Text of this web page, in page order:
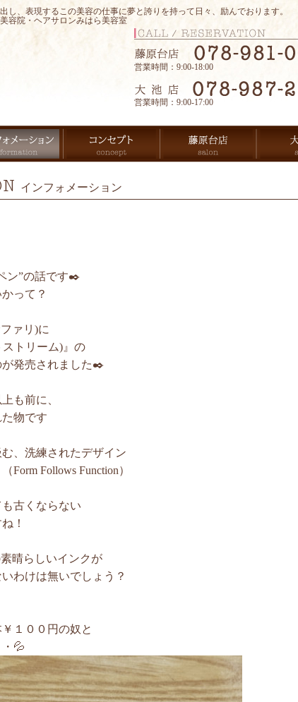
し、表現するこの美容の仕事に夢と誇りを持って日々、励んでおります。
容院・ヘアサロンみはら美容室
営業時間：9:00-18:00
営業時間：9:00-17:00
インフォメーション
ン”の話です✒️
って？
ァリ)に
トリーム)』の
が発売されました✒️
も前に、
物です
、洗練されたデザイン
Form Follows Function）
古くならない
！
素晴らしいインクが
わけは無いでしょう？
１００円の奴と
💦